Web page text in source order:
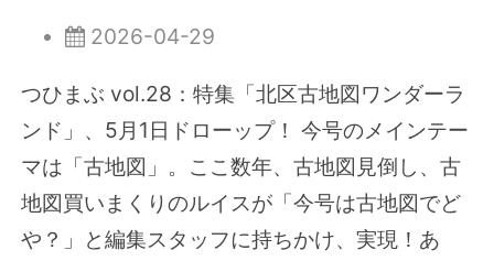
2026-04-29
つひまぶ vol.28：特集「北区古地図ワンダーラ
ンド」、5月1日ドローップ！ 今号のメインテー
マは「古地図」。ここ数年、古地図見倒し、古
地図買いまくりのルイスが「今号は古地図でど
や？」と編集スタッフに持ちかけ、実現！あ